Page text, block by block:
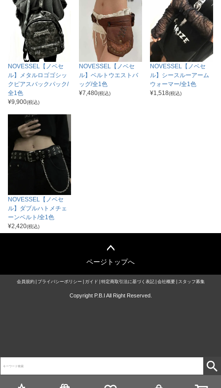
NOVESSEL【ノベセ
ル】メタルロゴゴシッ
クピアスバックパック/
全1色
¥9,900(税込)
NOVESSEL【ノベセ
ル】ベルトウエストバ
ッグ/全1色
¥7,480(税込)
NOVESSEL【ノベセ
ル】シースルーアーム
ウォーマー/全1色
¥1,518(税込)
NOVESSEL【ノベセ
ル】ダブルハトメチェ
ーンベルト/全1色
¥2,420(税込)
ページトップへ
会員規約 プライバシーポリシー ガイド 特定商取引法に基づく表記 会社概要 スタッフ募集
Copyright P.B.I All Right Reserved.